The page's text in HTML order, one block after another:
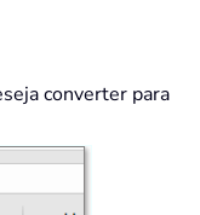
converter para